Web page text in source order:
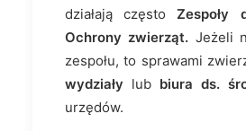
działają częstoZespoły
Ochrony zwierząt. Jeżeli
zespołu, to sprawami
wydziały lub biura ds.
urzędów.